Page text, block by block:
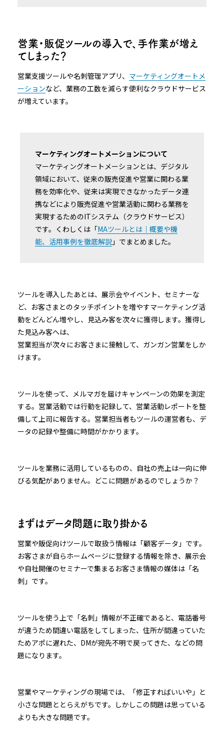
営業・販促ツールの導入で、手作業が増え
てしまった？
営業支援ツールや名刺管理アプリ、 マーケティングオートメ
ーションなど、業務の工数を減らす便利なクラウドサービス
が増えています。
マーケティングオートメーションについて
マーケティングオートメーションとは、デジタル
領域において、従来の販売促進や営業に関わる業
務を効率化や、従来は実現できなかったデータ連
携などにより販売促進や営業活動に関わる業務を
実現するためのITシステム（クラウドサービス）
です。くわしくは「MAツールとは｜概要や機
能、活用事例を徹底解説 」でまとめました。
ツールを導入したあとは、展示会やイベント、セミナーな
ど、お客さまとのタッチポイントを増やすマーケティング活
動をどんどん増やし、見込み客を次々に獲得します。獲得し
た見込み客へは、
営業担当が次々にお客さまに接触して、ガンガン営業をしか
けます。
ツールを使って、メルマガを届けキャンペーンの効果を測定
する。営業活動では行動を記録して、営業活動レポートを整
備して上司に報告する。営業担当者もツールの運営者も、デ
ータの記録や整備に時間がかかります。
ツールを業務に活用しているものの、自社の売上は一向に伸
びる気配がありません。どこに問題があるのでしょうか？
まずはデータ問題に取り掛かる
営業や販促向けツールで取扱う情報は「顧客データ」です。
お客さまが自らホームページに登録する情報を除き、展示会
や自社開催のセミナーで集まるお客さま情報の媒体は「名
刺」です。
ツールを使う上で「名刺」情報が不正確であると、電話番号
が違うため間違い電話をしてしまった、住所が間違っていた
ためアポに遅れた、DMが宛先不明で戻ってきた、などの問
題になります。
営業やマーケティングの現場では、「修正すればいいや」と
小さな問題ととらえがちです。しかしこの問題は思っている
よりも大きな問題です。